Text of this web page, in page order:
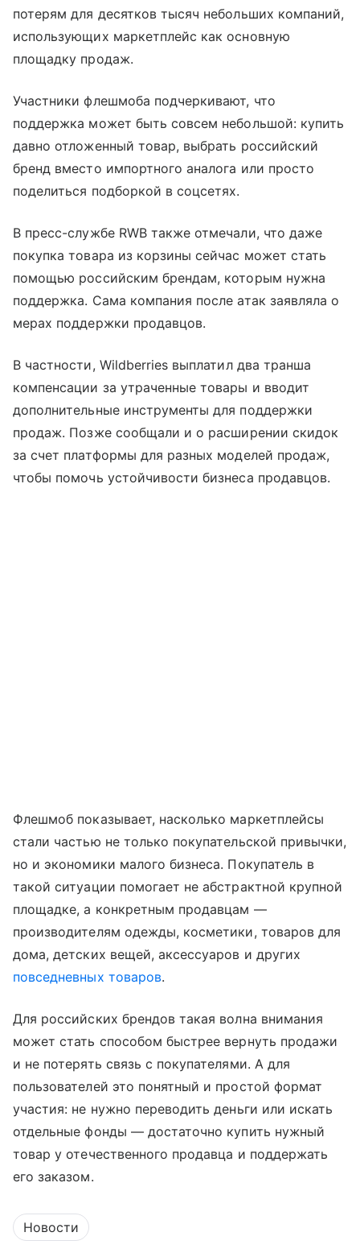
потерям для десятков тысяч небольших компаний,
использующих маркетплейс как основную
площадку продаж.
Участники флешмоба подчеркивают, что
поддержка может быть совсем небольшой: купить
давно отложенный товар, выбрать российский
бренд вместо импортного аналога или просто
поделиться подборкой в соцсетях.
В пресс-службе RWB также отмечали, что даже
покупка товара из корзины сейчас может стать
помощью российским брендам, которым нужна
поддержка. Сама компания после атак заявляла о
мерах поддержки продавцов.
В частности, Wildberries выплатил два транша
компенсации за утраченные товары и вводит
дополнительные инструменты для поддержки
продаж. Позже сообщали и о расширении скидок
за счет платформы для разных моделей продаж,
чтобы помочь устойчивости бизнеса продавцов.
Флешмоб показывает, насколько маркетплейсы
стали частью не только покупательской привычки,
но и экономики малого бизнеса. Покупатель в
такой ситуации помогает не абстрактной крупной
площадке, а конкретным продавцам —
производителям одежды, косметики, товаров для
дома, детских вещей, аксессуаров и других
повседневных товаров.
Для российских брендов такая волна внимания
может стать способом быстрее вернуть продажи
и не потерять связь с покупателями. А для
пользователей это понятный и простой формат
участия: не нужно переводить деньги или искать
отдельные фонды — достаточно купить нужный
товар у отечественного продавца и поддержать
его заказом.
Новости